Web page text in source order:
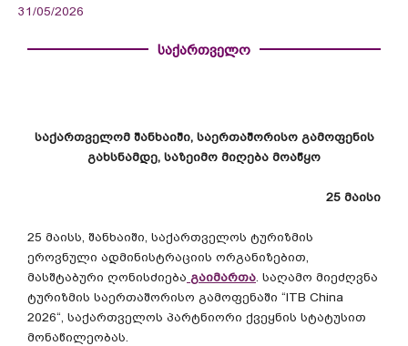
31/05/2026
საქართველო
საქართველომ შანხაიში, საერთაშორისო გამოფენის
გახსნამდე, საზეიმო მიღება მოაწყო
25 მაისი
25 მაისს, შანხაიში, საქართველოს ტურიზმის
ეროვნული ადმინისტრაციის ორგანიზებით,
მასშტაბური ღონისძიება გაიმართა. საღამო მიეძღვნა
ტურიზმის საერთაშორისო გამოფენაში “ITB China
2026“, საქართველოს პარტნიორი ქვეყნის სტატუსით
მონაწილეობას.